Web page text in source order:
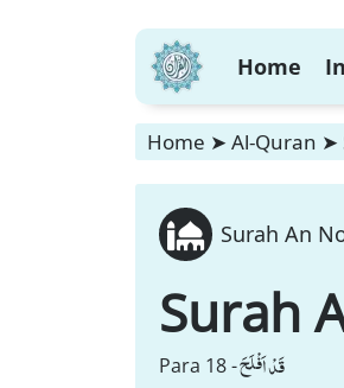
Home
Home ➤ Al-Quran ➤
Surah An
Surah
Para 18 -قَدْ اَفْلَحَ